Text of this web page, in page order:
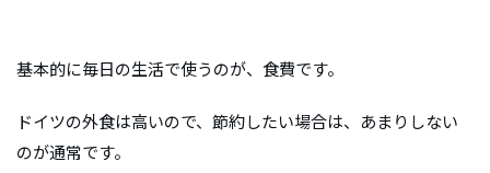
基本的に毎日の生活で使うのが、食費です。
ドイツの外食は高いので、節約したい場合は、あまりしない
のが通常です。